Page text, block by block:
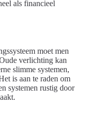
als financieel
moet men
verlichting kan
slimme systemen,
is aan te raden om
systemen rustig door